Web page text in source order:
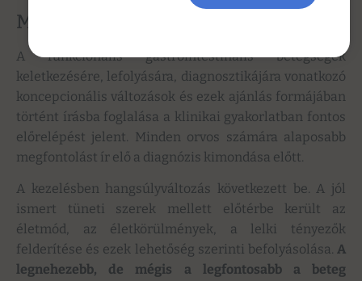
Megbeszélés
A funkcionális gastrointestinalis betegségek
keletkezésére, lefolyására, diagnosztikájára vonatkozó
koncepcionális változások és ezek ajánlás formájában
történt írásba foglalása a klinikai gyakorlatban fontos
előrelépést jelent. Minden orvos számára alaposabb
megfontolást ír elő a diagnózis kimondása előtt.
A kezelésben hangsúlyváltozás következett be. A jól
ismert tüneti szerek mellett előtérbe került az
életmód, az életkörülmények, a lelki tényezők
felderítése és ezek lehetőség szerinti befolyásolása. A
legnehezebb, de mégis a legfontosabb a beteg